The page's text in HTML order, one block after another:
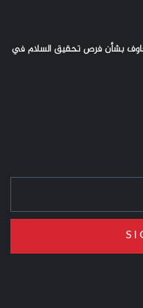
بشأن فرص تحقيق السلام في